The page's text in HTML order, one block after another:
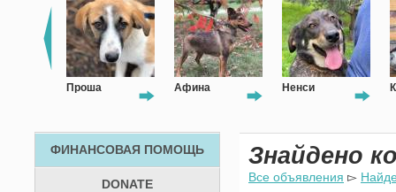
Проша Афина Ненси
ФИНАНСОВАЯ ПОМОЩЬ
DONATE
Знайдено
Все объявления ▻